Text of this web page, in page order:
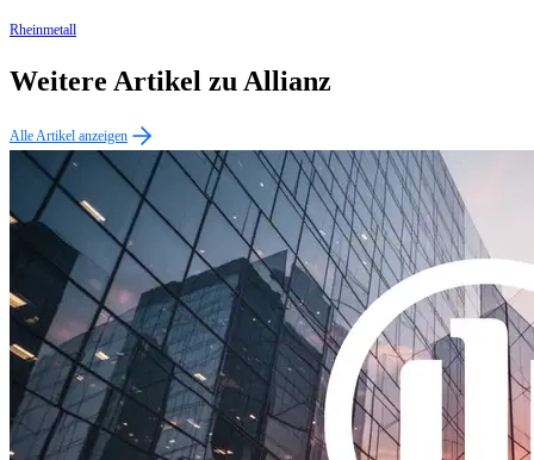
Rheinmetall
Weitere Artikel zu Allianz
Alle Artikel anzeigen